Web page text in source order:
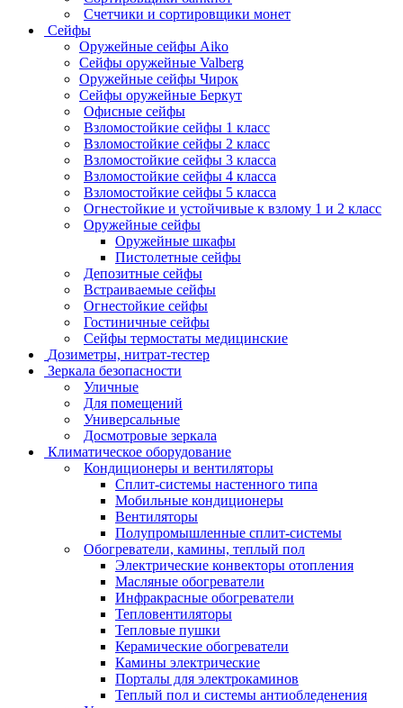
Счетчики и сортировщики монет
Сейфы
Оружейные сейфы Aiko
Сейфы оружейные Valberg
Оружейные сейфы Чирок
Сейфы оружейные Беркут
Офисные сейфы
Взломостойкие сейфы 1 класс
Взломостойкие сейфы 2 класс
Взломостойкие сейфы 3 класса
Взломостойкие сейфы 4 класса
Взломостойкие сейфы 5 класса
Огнестойкие и устойчивые к взлому 1 и 2 класс
Оружейные сейфы
Оружейные шкафы
Пистолетные сейфы
Депозитные сейфы
Встраиваемые сейфы
Огнестойкие сейфы
Гостиничные сейфы
Сейфы термостаты медицинские
Дозиметры, нитрат-тестер
Зеркала безопасности
Уличные
Для помещений
Универсальные
Досмотровые зеркала
Климатическое оборудование
Кондиционеры и вентиляторы
Сплит-системы настенного типа
Мобильные кондиционеры
Вентиляторы
Полупромышленные сплит-системы
Обогреватели, камины, теплый пол
Электрические конвекторы отопления
Масляные обогреватели
Инфракрасные обогреватели
Тепловентиляторы
Тепловые пушки
Керамические обогреватели
Камины электрические
Порталы для электрокаминов
Теплый пол и системы антиобледенения